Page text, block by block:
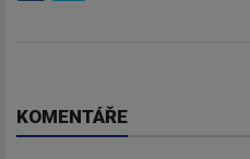
KOMENTÁŘE